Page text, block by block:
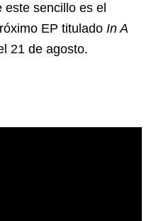
sencillo es el
EP titulado In A
21 de agosto.